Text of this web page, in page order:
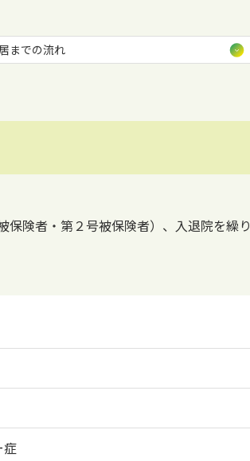
までの流れ
険者・第２号被保険者）、入退院を繰
症